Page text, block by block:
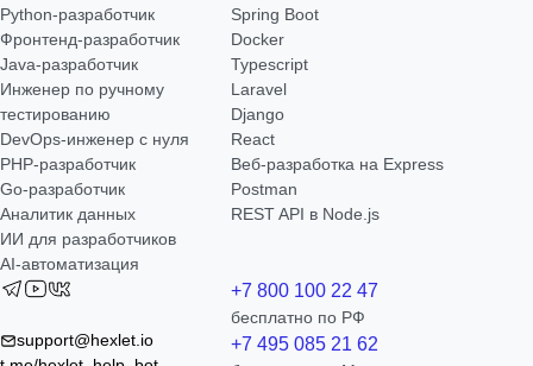
Python-разработчик
Фронтенд-разработчик
Java-разработчик
Инженер по ручному
тестированию
DevOps-инженер с нуля
РНР-разработчик
Go-разработчик
Аналитик данных
ИИ для разработчиков
AI-автоматизация
Spring Boot
Docker
Typescript
Laravel
Django
React
Веб-разработка на Express
Postman
REST API в Node.js
support@hexlet.io
+7 800 100 22 47
бесплатно по РФ
+7 495 085 21 62